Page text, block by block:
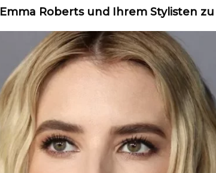
Emma Roberts und Ihrem Stylisten zu